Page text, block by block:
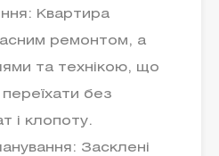
Квартира
ремонтом, а
та технікою, що
без
і клопоту.
Засклені